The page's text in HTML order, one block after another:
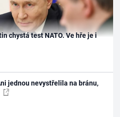
chystá test NATO. Ve hře je i
jednou nevystřelila na bránu,